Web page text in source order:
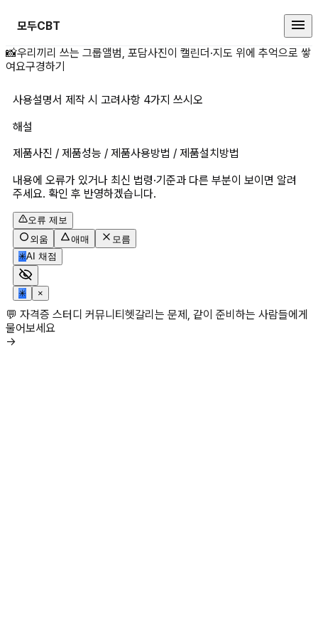
모두CBT
사용설명서 제작 시 고려사항 4가
📸우리끼리 쓰는 그룹앨범, 포담사진이 캘린더·지도 위에 추억으로 쌓
여요구경하기
사용설명서 제작 시 고려사항 4가지 쓰시오
해설
제품사진 / 제품성능 / 제품사용방법 / 제품설치방법
내용에 오류가 있거나 최신 법령·기준과 다른 부분이 보이면 알려
주세요. 확인 후 반영하겠습니다.
오류 제보
외움
애매
모름
✳AI 채점
✳ ×
💬 자격증 스터디 커뮤니티헷갈리는 문제, 같이 준비하는 사람들에게
물어보세요
→